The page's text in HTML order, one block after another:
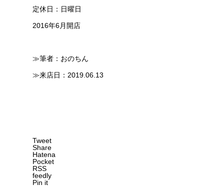
定休日：日曜日
2016年6月開店
≫筆者：おのちん
≫来店日：2019.06.13
Tweet
Share
Hatena
Pocket
RSS
feedly
Pin it